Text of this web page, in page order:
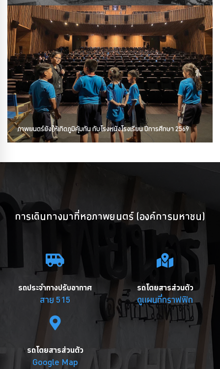
ภาพยนตร์ยังให้เกิดภูมิคุ้มกัน กับโรงหนังโรงเรียน ปีการศึกษา 2569
การเดินทางมาที่หอภาพยนตร์ (องค์การมหาชน)
รถประจำทางปรับอากาศ
สาย 515
รถโดยสารส่วนตัว
ดูแผนที่กราฟฟิก
รถโดยสารส่วนตัว
Google Map